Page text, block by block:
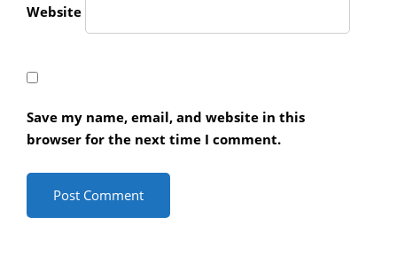
Website
Save my name, email, and website in this
browser for the next time I comment.